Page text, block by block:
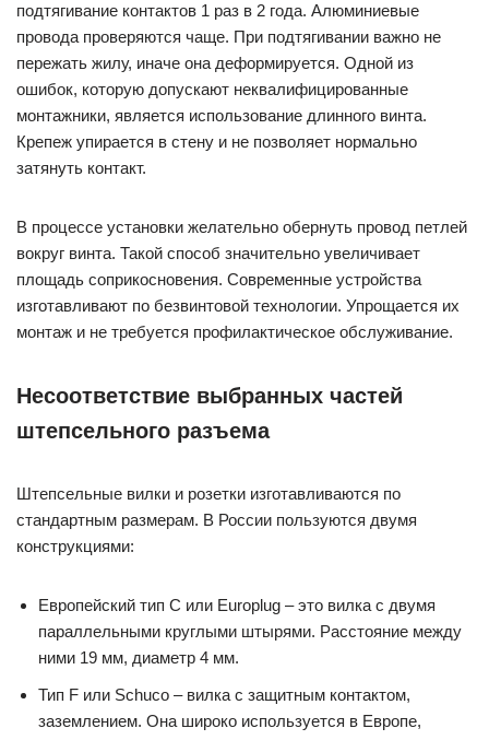
подтягивание контактов 1 раз в 2 года. Алюминиевые
провода проверяются чаще. При подтягивании важно не
пережать жилу, иначе она деформируется. Одной из
ошибок, которую допускают неквалифицированные
монтажники, является использование длинного винта.
Крепеж упирается в стену и не позволяет нормально
затянуть контакт.
В процессе установки желательно обернуть провод петлей
вокруг винта. Такой способ значительно увеличивает
площадь соприкосновения. Современные устройства
изготавливают по безвинтовой технологии. Упрощается их
монтаж и не требуется профилактическое обслуживание.
Несоответствие выбранных частей
штепсельного разъема
Штепсельные вилки и розетки изготавливаются по
стандартным размерам. В России пользуются двумя
конструкциями:
Европейский тип C или Europlug – это вилка с двумя
параллельными круглыми штырями. Расстояние между
ними 19 мм, диаметр 4 мм.
Тип F или Schuco – вилка с защитным контактом,
заземлением. Она широко используется в Европе,